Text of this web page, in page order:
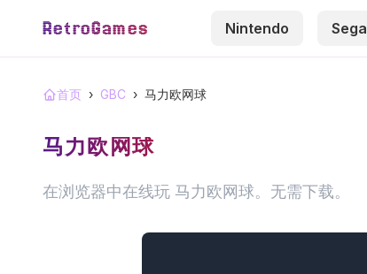
RetroGames Nintendo Sega
首页 › GBC › 马力欧网球
马力欧网球
在浏览器中在线玩 马力欧网球。无需下载。